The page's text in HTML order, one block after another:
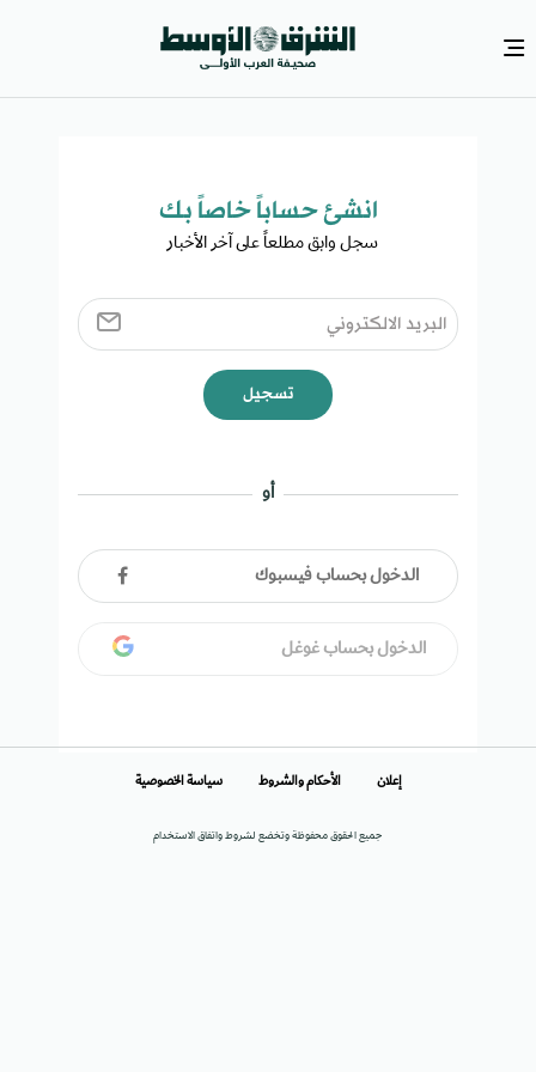
انشئ حساباً خاصاً بك​
سجل وابق مطلعاً على آخر الأخبار ​
تسجيل
أو
الدخول بحساب فيسبوك
الدخول بحساب غوغل
جميع الحقوق محفوظة وتخضع لشروط واتفاق الاستخدام
إعلان الأحكام والشروط سياسة الخصوصية